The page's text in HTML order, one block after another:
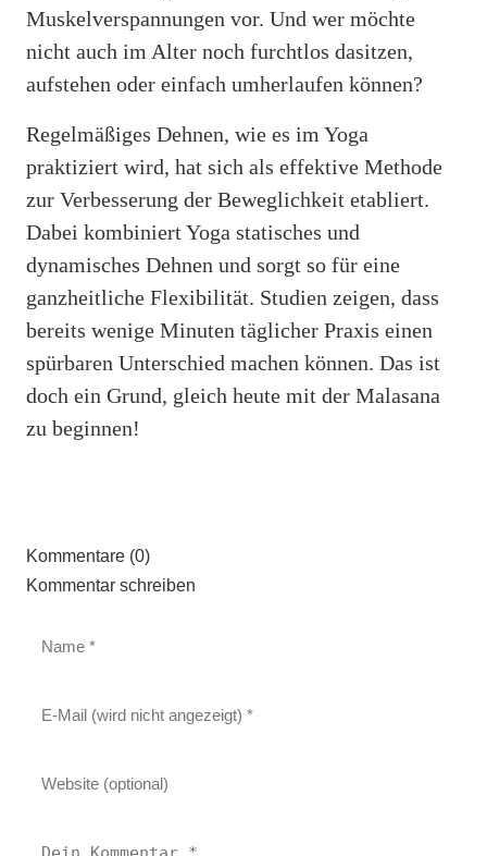
Muskelverspannungen vor. Und wer möchte
nicht auch im Alter noch furchtlos dasitzen,
aufstehen oder einfach umherlaufen können?
Regelmäßiges Dehnen, wie es im Yoga
praktiziert wird, hat sich als effektive Methode
zur Verbesserung der Beweglichkeit etabliert.
Dabei kombiniert Yoga statisches und
dynamisches Dehnen und sorgt so für eine
ganzheitliche Flexibilität. Studien zeigen, dass
bereits wenige Minuten täglicher Praxis einen
spürbaren Unterschied machen können. Das ist
doch ein Grund, gleich heute mit der Malasana
zu beginnen!
Kommentare (0)
Kommentar schreiben